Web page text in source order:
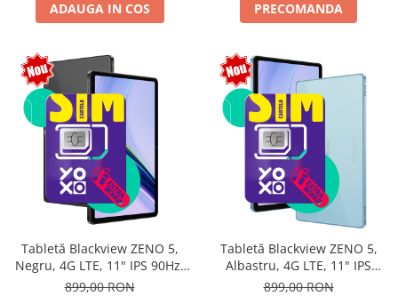
ADAUGA IN COS PRECOMANDA
Tabletă Blackview ZENO 5,
Negru, 4G LTE, 11" IPS 90Hz,
12GB RAM (3GB + 9GB
899,00 RON
Tabletă Blackview ZENO 5,
Albastru, 4G LTE, 11" IPS
90Hz, 12GB RAM (3GB + 9GB
899,00 RON